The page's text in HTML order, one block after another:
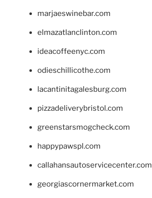
marjaeswinebar.com
elmazatlanclinton.com
ideacoffeenyc.com
odieschillicothe.com
lacantinitagalesburg.com
pizzadeliverybristol.com
greenstarsmogcheck.com
happypawspl.com
callahansautoservicecenter.com
georgiascornermarket.com